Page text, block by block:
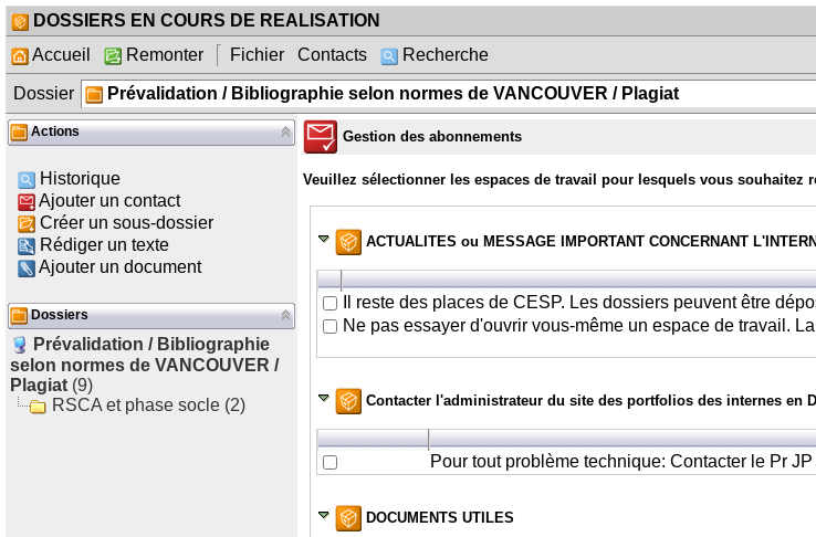
DOSSIERS EN COURS DE REALISATION
Accueil
Remonter Fichier Contacts Recherche
Dossier Prévalidation / Bibliographie selon normes de VANCOUVER / Plagiat
Actions
Historique
Ajouter un contact
Créer un sous-dossier
Rédiger un texte
Ajouter un document
Dossiers
Prévalidation / Bibliographie
selon normes de VANCOUVER /
Plagiat (9)
RSCA et phase socle (2)
Gestion des abonnements
Veuillez sélectionner les espaces de travail pour lesquels vous
ACTUALITES ou MESSAGE IMPORTANT CONCERNANT
Il reste des places de CESP. Les dossiers peuvent être
Ne pas essayer d'ouvrir vous-même un espace de travail.
Contacter l'administrateur du site des portfolios des internes en
Pour tout problème technique: Contacter le Pr
DOCUMENTS UTILES